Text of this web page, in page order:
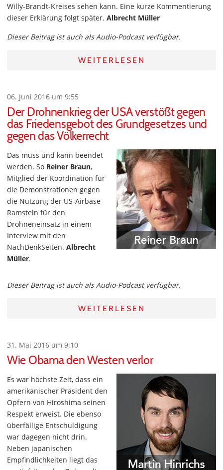
Willy-Brandt-Kreises sehen kann. Eine kurze Kommentierung
dieser Erklärung folgt später. Albrecht Müller
Dieser Beitrag ist auch als Audio-Podcast verfügbar.
WEITERLESEN
06. Juni 2016 um 9:55
Der Drohnenkrieg der USA verstößt gegen
das Friedensgebot des Grundgesetzes und
gegen das Völkerrecht
Das muss und kann beendet
werden. So Reiner Braun,
Mitglied der Koordination für
die Demonstrationen gegen
die Nutzung der US-Airbase
Ramstein für den
Drohneneinsatz in einem
Interview mit den
NachDenkSeiten. Albrecht
Müller.
Dieser Beitrag ist auch als Audio-Podcast verfügbar.
WEITERLESEN
31. Mai 2016 um 9:10
Wie Obama den Westen verlor
Es war höchste Zeit, dass ein
amerikanischer Präsident den
Opfern von Hiroshima seinen
Respekt erweist. Die ebenso
überfällige Entschuldigung
war dagegen nicht drin.
Neben japanischen
Empfindlichkeiten liegt das